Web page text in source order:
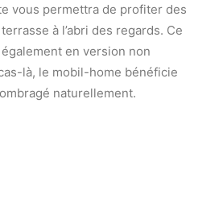
vous permettra de profiter des
à l’abri des regards. Ce
en version non
là, le mobil-home bénéficie
naturellement.